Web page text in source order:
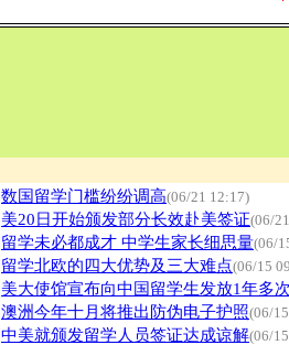
数国留学门槛纷纷调高(06/21 12:17)
美20日开始颁发部分长效赴美签证(06/
留学未必都成才 中学生家长细思量(06/
留学北欧的四大优势及三大难点(06/15
美大使馆宣布向中国留学生发放1年多
澳洲今年十月将推出防伪电子护照(06/
中美就颁发留学人员签证达成谅解(06/